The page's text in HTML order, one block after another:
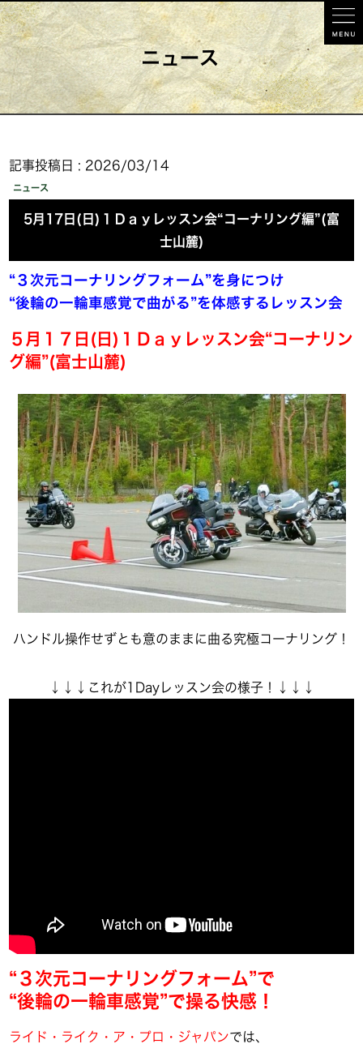
ニュース
記事投稿日 : 2026/03/14
ニュース
5月17日(日)１Ｄａｙレッスン会“コーナリング編”(富
士山麓)
“３次元コーナリングフォーム”を身につけ
“後輪の一輪車感覚で曲がる”を体感するレッスン会
５月１７日(日)１Ｄａｙレッスン会“コーナリン
グ編”(富士山麓)
ハンドル操作せずとも意のままに曲る究極コーナリング！
↓↓↓これが1Dayレッスン会の様子！↓↓↓
“３次元コーナリングフォーム”で
“後輪の一輪車感覚”で操る快感！
ライド・ライク・ア・プロ・ジャパンでは、